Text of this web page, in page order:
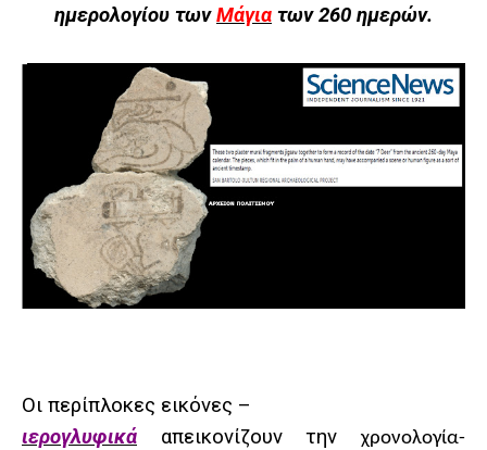
ημερολογίου τωνΜάγια των 260 ημερών.
Οι περίπλοκες εικόνες –
ιερογλυφικά απεικονίζουν την χρονολογία-